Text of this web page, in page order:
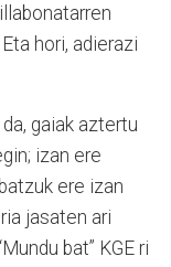
hori, adierazi
gaiak aztertu
izan ere
ere izan
jasaten ari
bat” KGE ri